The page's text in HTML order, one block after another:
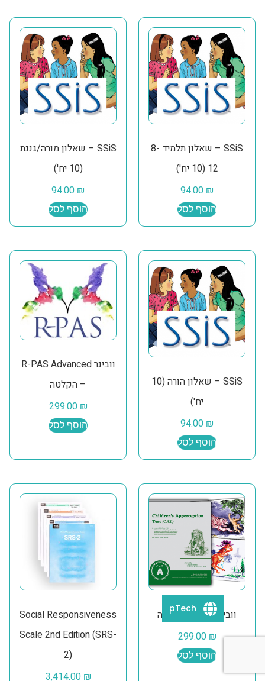
SSiS – שאלון תלמיד 8-
12 (10 יח')
94.00 ₪
הוסף לסל
SSiS – שאלון מורה/גננת
(10 יח')
94.00 ₪
הוסף לסל
SSiS – שאלון הורה (10
יח')
94.00 ₪
הוסף לסל
וובינר R-PAS Advanced
– הקלטה
299.00 ₪
הוסף לסל
וובינר CAT – הקלטה
299.00 ₪
הוסף לסל
Social Responsiveness
Scale 2nd Edition (SRS-
2)
3,414.00 ₪
pTech